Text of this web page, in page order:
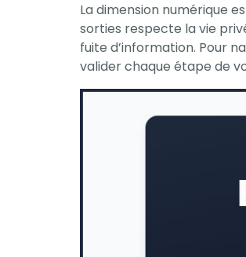
La dimension numérique
sorties respecte la vie
fuite d’information. Pour
valider chaque étape de